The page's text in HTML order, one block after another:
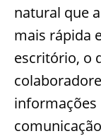
natural que
mais rápida
escritório, o
informações